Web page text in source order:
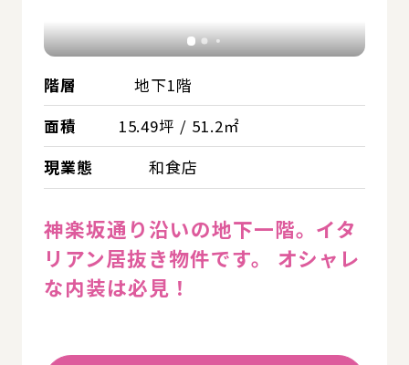
階層
地下1階
面積
15.49坪 / 51.2㎡
現業態
和食店
神楽坂通り沿いの地下一階。イタ
リアン居抜き物件です。 オシャレ
な内装は必見！